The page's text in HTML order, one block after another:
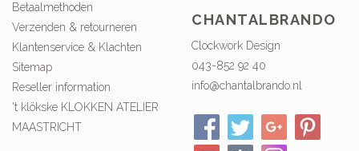
Betaalmethoden
Verzenden & retourneren
Klantenservice & Klachten
Sitemap
Reseller information
't klökske KLOKKEN ATELIER
MAASTRICHT
CHANTALBRANDO
Clockwork Design
043-852 92 40
info@chantalbrando.nl